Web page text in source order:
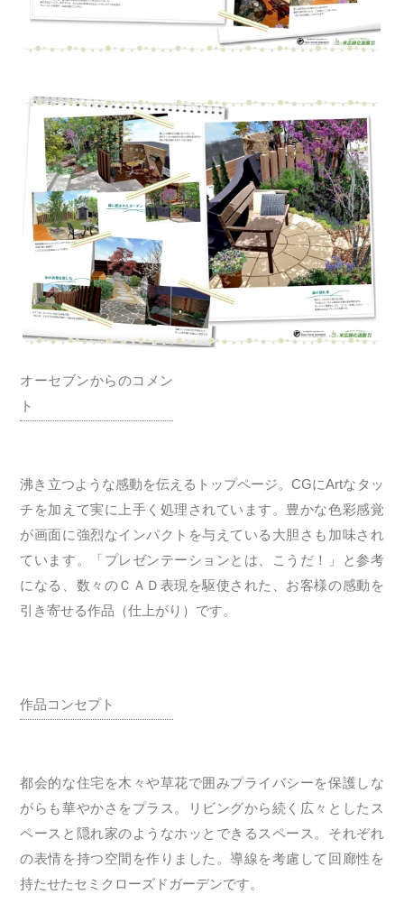
オーセブンからのコメン
ト
沸き立つような感動を伝えるトップページ。CGにArtなタッ
チを加えて実に上手く処理されています。豊かな色彩感覚
が画面に強烈なインパクトを与えている大胆さも加味され
ています。「プレゼンテーションとは、こうだ！」と参考
になる、数々のＣＡＤ表現を駆使された、お客様の感動を
引き寄せる作品（仕上がり）です。
作品コンセプト
都会的な住宅を木々や草花で囲みプライバシーを保護しな
がらも華やかさをプラス。リビングから続く広々としたス
ペースと隠れ家のようなホッとできるスペース。それぞれ
の表情を持つ空間を作りました。導線を考慮して回廊性を
持たせたセミクローズドガーデンです。